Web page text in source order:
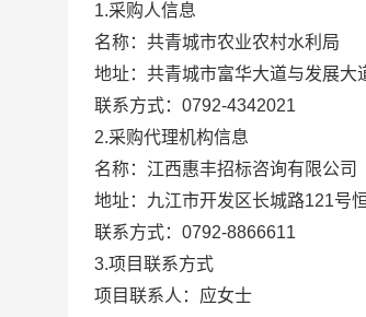
1.采购人信息
名称： 共青城市农业农村水利局
地址： 共青城市富华大道与发展大
联系方式： 0792-4342021
2.采购代理机构信息
名称： 江西惠丰招标咨询有限公司
地址： 九江市开发区长城路121号
联系方式： 0792-8866611
3.项目联系方式
项目联系人： 应女士